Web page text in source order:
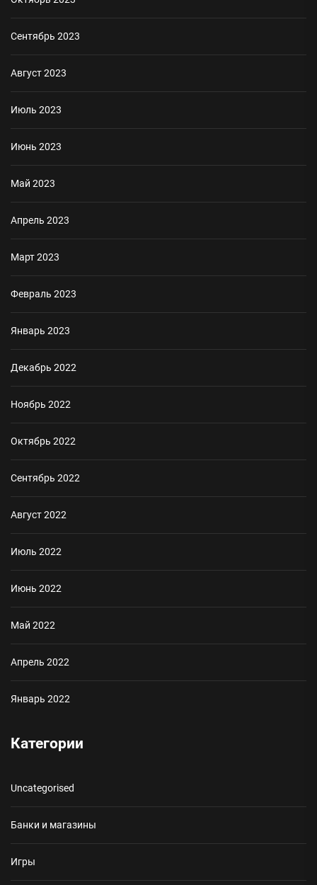
Сентябрь 2023
Август 2023
Июль 2023
Июнь 2023
Май 2023
Апрель 2023
Март 2023
Февраль 2023
Январь 2023
Декабрь 2022
Ноябрь 2022
Октябрь 2022
Сентябрь 2022
Август 2022
Июль 2022
Июнь 2022
Май 2022
Апрель 2022
Январь 2022
Категории
Uncategorised
Банки и магазины
Игры